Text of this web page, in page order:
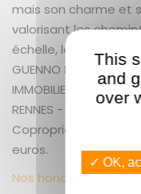
mais son charme et
valorisant les
échelle, les boiseries...
GUENNO IMMOBILIER
IMMOBILIER : LE PLUS
RENNES - + 5.50 %
Copropriété de 20
euros.
Nos honoraires
This
and
over
✓ OK,